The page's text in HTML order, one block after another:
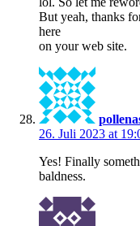
But yeah, thanks
here
on your web site.
26. Juli 2023 at
Yes! Finally
baldness.